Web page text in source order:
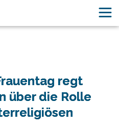
regt
über die Rolle